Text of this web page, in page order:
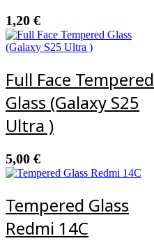
1,20 €
Full Face Tempered
Glass (Galaxy S25
Ultra )
5,00 €
Tempered Glass
Redmi 14C